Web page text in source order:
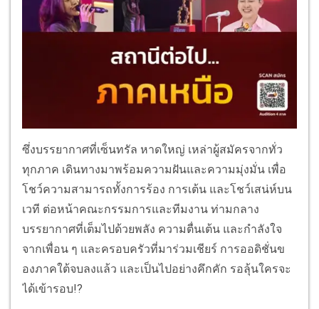
ซึ่งบรรยากาศที่เซ็นทรัล หาดใหญ่ เหล่าผู้สมัครจากทั่ว
ทุกภาค เดินทางมาพร้อมความฝันและความมุ่งมั่น เพื่อ
โชว์ความสามารถทั้งการร้อง การเต้น และโชว์เสน่ห์บน
เวที ต่อหน้าคณะกรรมการและทีมงาน ท่ามกลาง
บรรยากาศที่เต็มไปด้วยพลัง ความตื่นเต้น และกำลังใจ
จากเพื่อน ๆ และครอบครัวที่มาร่วมเชียร์ การออดิชั่นข
องภาคใต้จบลงแล้ว และเป็นไปอย่างคึกคัก รอลุ้นใครจะ
ได้เข้ารอบ!?